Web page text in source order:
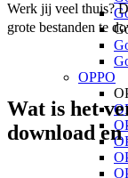
OPPO
Werk jij veel thuis?
grote bestanden te
Wat is het
download